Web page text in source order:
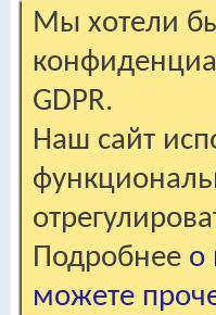
Мы хотели
GDPR.
Наш сайт
Подробнее о
можете